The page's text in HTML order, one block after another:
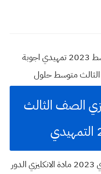
تحميل حل انكليزي ثالث متوسط 2023 تمهيدي اجوبة
الصف الثالث
الاجوبة لامتحان الخارجي التمهيدي 2023 مادة الانكليزي الدور